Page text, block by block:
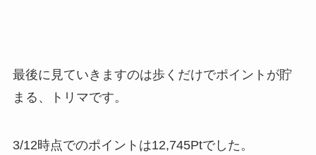
最後に見ていきますのは歩くだけでポイントが貯
まる、トリマです。
3/12時点でのポイントは12,745Ptでした。